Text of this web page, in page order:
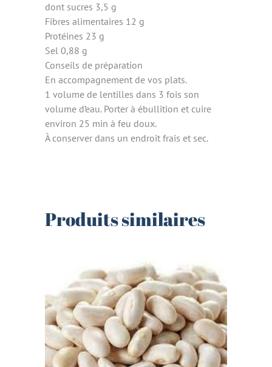
dont sucres 3,5 g
Fibres alimentaires 12 g
Protéines 23 g
Sel 0,88 g
Conseils de préparation
En accompagnement de vos plats.
1 volume de lentilles dans 3 fois son
volume d’eau. Porter à ébullition et cuire
environ 25 min à feu doux.
À conserver dans un endroit frais et sec.
Produits similaires